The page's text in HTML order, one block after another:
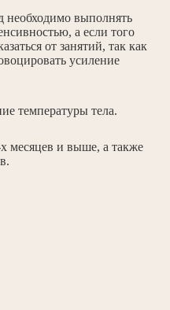
необходимо выполнять
а если того
от занятий, так как
усиление
температуры тела.
месяцев и выше, а также